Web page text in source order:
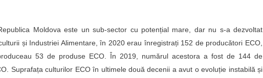
Moldova este un sub-sector cu potențial mare, dar nu s-a dezvoltat
și Industriei Alimentare, în 2020 erau înregistrați 152 de producători ECO,
53 de produse ECO. În 2019, numărul acestora a fost de 144 de
Suprafața culturilor ECO în ultimele două decenii a avut o evoluție instabilă și